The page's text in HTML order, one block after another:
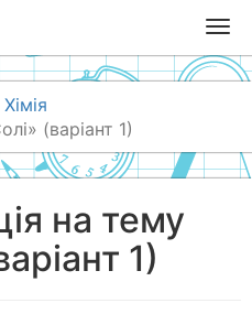
T
o
g
e
n
Хімія
(варіант 1)
на тему
1)